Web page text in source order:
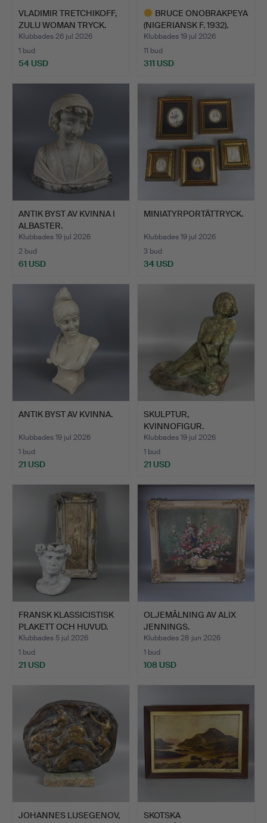
VLADIMIR TRETCHIKOFF,
ZULU WOMAN TRYCK.
Klubbades 26 jul 2026
1 bud
54 USD
BRUCE ONOBRAKPEYA
(NIGERIANSK F. 1932).
Klubbades 19 jul 2026
11 bud
311 USD
ANTIK BYST AV KVINNA I
ALBASTER.
Klubbades 19 jul 2026
2 bud
61 USD
MINIATYRPORTÄTTRYCK.
Klubbades 19 jul 2026
3 bud
34 USD
ANTIK BYST AV KVINNA.
Klubbades 19 jul 2026
1 bud
21 USD
SKULPTUR,
KVINNOFIGUR.
Klubbades 19 jul 2026
1 bud
21 USD
FRANSK KLASSICISTISK
PLAKETT OCH HUVUD.
Klubbades 5 jul 2026
1 bud
21 USD
OLJEMÅLNING AV ALIX
JENNINGS.
Klubbades 28 jun 2026
1 bud
108 USD
JOHANNES LUSEGENOV,
SKOTSKA